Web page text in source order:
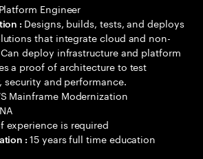
Engineer
: Designs, builds, tests, and deploys
that integrate cloud and non-
deploy infrastructure and platform
a proof of architecture to test
and performance.
Mainframe Modernization
NA
experience is required
:15 years full time education